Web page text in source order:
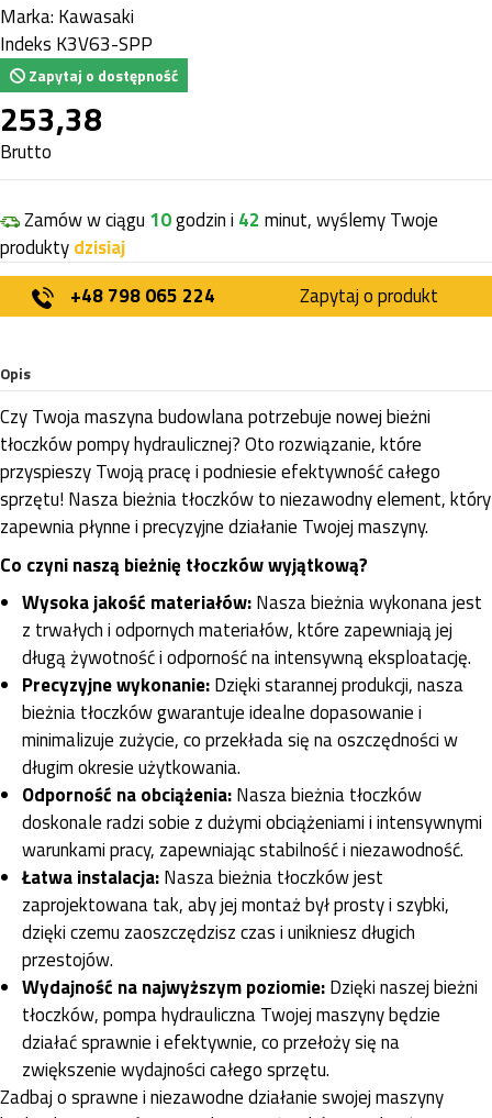
Marka: Kawasaki
Indeks K3V63-SPP
Zapytaj o dostępność
253,38
Brutto
Zamów w ciągu 10godzin i 42 minut, wyślemy Twoje
produktydzisiaj
+48 798 065 224
Zapytaj o produkt
Opis
Czy Twoja maszyna budowlana potrzebuje nowej bieżni
tłoczków pompy hydraulicznej? Oto rozwiązanie, które
przyspieszy Twoją pracę i podniesie efektywność całego
sprzętu! Nasza bieżnia tłoczków to niezawodny element, który
zapewnia płynne i precyzyjne działanie Twojej maszyny.
Co czyni naszą bieżnię tłoczków wyjątkową?
Wysoka jakość materiałów:Nasza bieżnia wykonana jest
z trwałych i odpornych materiałów, które zapewniają jej
długą żywotność i odporność na intensywną eksploatację.
Precyzyjne wykonanie:Dzięki starannej produkcji, nasza
bieżnia tłoczków gwarantuje idealne dopasowanie i
minimalizuje zużycie, co przekłada się na oszczędności w
długim okresie użytkowania.
Odporność na obciążenia:Nasza bieżnia tłoczków
doskonale radzi sobie z dużymi obciążeniami i intensywnymi
warunkami pracy, zapewniając stabilność i niezawodność.
Łatwa instalacja:Nasza bieżnia tłoczków jest
zaprojektowana tak, aby jej montaż był prosty i szybki,
dzięki czemu zaoszczędzisz czas i unikniesz długich
przestojów.
Wydajność na najwyższym poziomie:Dzięki naszej bieżni
tłoczków, pompa hydrauliczna Twojej maszyny będzie
działać sprawnie i efektywnie, co przełoży się na
zwiększenie wydajności całego sprzętu.
Zadbaj o sprawne i niezawodne działanie swojej maszyny